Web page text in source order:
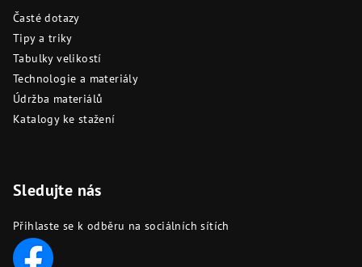
Časté dotazy
Tipy a triky
Tabulky velikostí
Technologie a materiály
Údržba materiálů
Katalogy ke stažení
Sledujte nás
Přihlaste se k odběru na sociálních sítích